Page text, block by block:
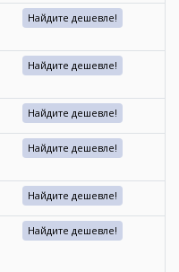
Найдите дешевле!
Найдите дешевле!
Найдите дешевле!
Найдите дешевле!
Найдите дешевле!
Найдите дешевле!